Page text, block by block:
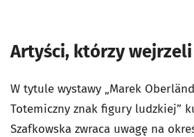
Artyści, którzy wejrzeli
W tytule wystawy „Marek
Totemiczny znak figury ludzkiej”
Szafkowska zwraca uwagę na